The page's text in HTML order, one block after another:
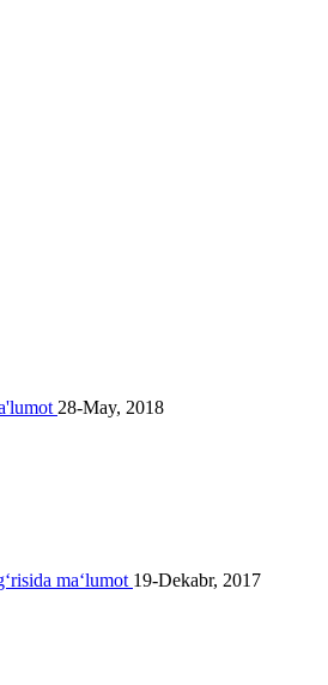
28-May, 2018
ma‘lumot 19-Dekabr, 2017